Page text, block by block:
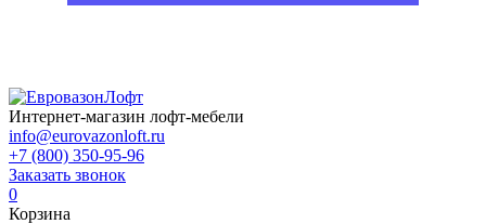
Интернет-магазин лофт-мебели
info@eurovazonloft.ru
+7 (800) 350-95-96
Заказать звонок
0
Корзина